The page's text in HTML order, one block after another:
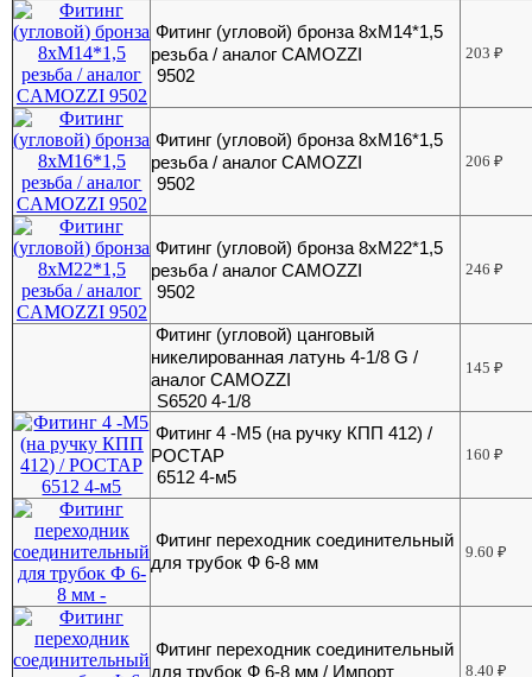
Фитинг (угловой) бронза 8хМ14*1,5
резьба / аналог CAMOZZI
9502
203₽
Фитинг (угловой) бронза 8хМ16*1,5
резьба / аналог CAMOZZI
9502
206₽
Фитинг (угловой) бронза 8хМ22*1,5
резьба / аналог CAMOZZI
9502
246₽
Фитинг (угловой) цанговый
никелированная латунь 4-1/8 G /
аналог CAMOZZI
S6520 4-1/8
145₽
Фитинг 4 -М5 (на ручку КПП 412) /
РОСТАР
6512 4-м5
160₽
Фитинг переходник соединительный
для трубок Ф 6-8 мм
9.60₽
Фитинг переходник соединительный
для трубок Ф 6-8 мм / Импорт
8.40₽